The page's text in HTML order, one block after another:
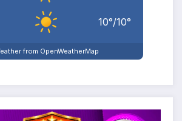
10°/10°
from OpenWeatherMap